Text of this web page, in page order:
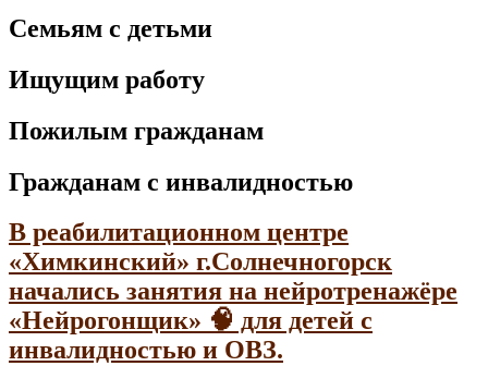
Семьям с детьми
Ищущим работу
Пожилым гражданам
Гражданам с инвалидностью
В реабилитационном центре
«Химкинский» г.Солнечногорск
начались занятия на нейротренажёре
«Нейрогонщик» 🧠 для детей с
инвалидностью и ОВЗ.